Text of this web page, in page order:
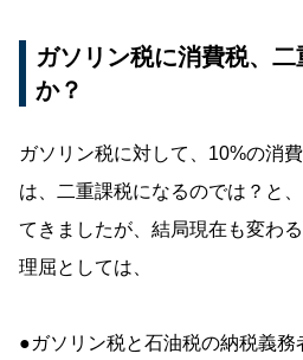
ガソリン税に消費税、
か？
ガソリン税に対して、10%の消
は、二重課税になるのでは？と
てきましたが、結局現在も変わ
理屈としては、
●ガソリン税と石油税の納税義務